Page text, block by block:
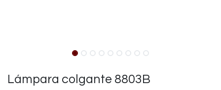
Lámpara colgante 8803B